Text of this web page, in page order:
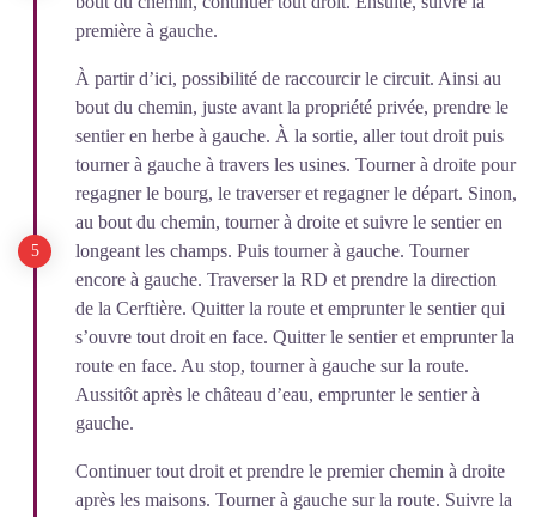
première à gauche.
À partir d’ici, possibilité de raccourcir le circuit. Ainsi au
bout du chemin, juste avant la propriété privée, prendre le
sentier en herbe à gauche. À la sortie, aller tout droit puis
tourner à gauche à travers les usines. Tourner à droite pour
regagner le bourg, le traverser et regagner le départ. Sinon,
au bout du chemin, tourner à droite et suivre le sentier en
longeant les champs. Puis tourner à gauche. Tourner
encore à gauche. Traverser la RD et prendre la direction
de la Cerftière. Quitter la route et emprunter le sentier qui
s’ouvre tout droit en face. Quitter le sentier et emprunter la
route en face. Au stop, tourner à gauche sur la route.
Aussitôt après le château d’eau, emprunter le sentier à
gauche.
Continuer tout droit et prendre le premier chemin à droite
après les maisons. Tourner à gauche sur la route. Suivre la